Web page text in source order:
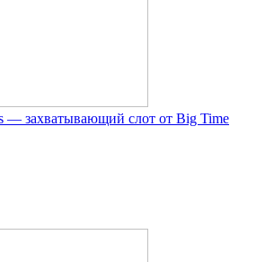
— захватывающий слот от Big Time